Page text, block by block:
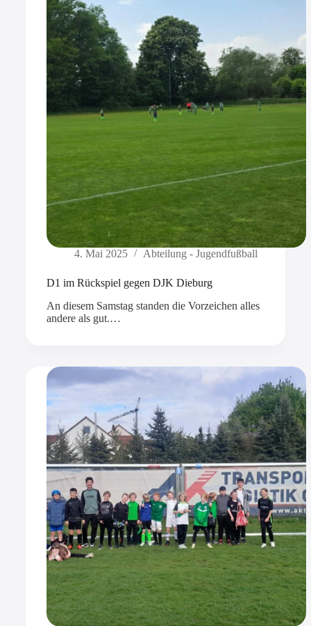
4. Mai 2025 Abteilung - Jugendfußball
D1 im Rückspiel gegen DJK Dieburg
An diesem Samstag standen die Vorzeichen alles
andere als gut.…